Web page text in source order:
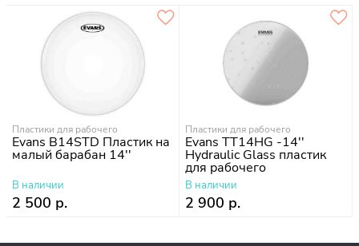
Пластики для рабочего
Evans B14STD Пластик на
малый барабан 14''
В наличии
2 500 р.
Пластики для рабочего
Evans TT14HG -14''
Hydraulic Glass пластик
для рабочего
В наличии
2 900 р.